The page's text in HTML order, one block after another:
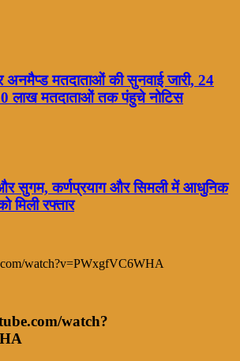
मतदाताओं की सुनवाई जारी, 24
लाख मतदाताओं तक पंहुचे नोटिस
और सुगम, कर्णप्रयाग और सिमली में आधुनिक
मिली रफ्तार
watch?v=PWxgfVC6WHA
watch?